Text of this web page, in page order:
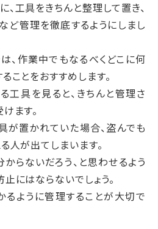
、工具をきちんと整理して置き、
ど管理を徹底するようにしまし
、作業中でもなるべくどこに何
ことをおすすめします。
工具を見ると、きちんと管理さ
ます。
が置かれていた場合、盗んでも
人が出てしまいます。
からないだろう、と思わせるよう
にはならないでしょう。
るように管理することが大切で